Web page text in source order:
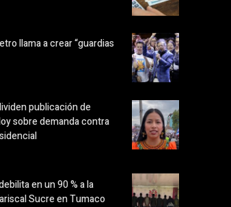
llama a crear “guardias
publicación de
sobre demanda contra
en un 90 % a la
Sucre en Tumaco